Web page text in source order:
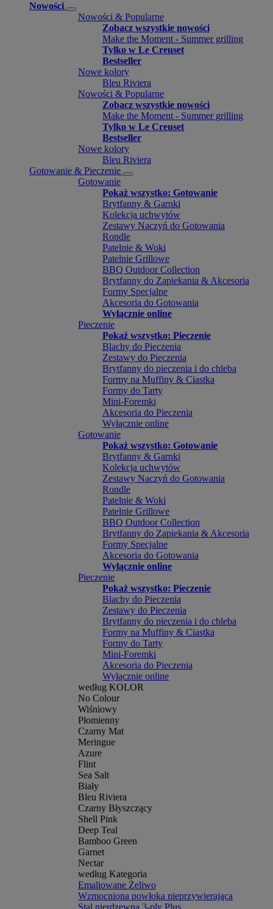
Nowości
Nowości & Popularne
Zobacz wszystkie nowości
Make the Moment - Summer grilling
Tylko w Le Creuset
Bestseller
Nowe kolory
Bleu Riviera
Nowości & Popularne
Zobacz wszystkie nowości
Make the Moment - Summer grilling
Tylko w Le Creuset
Bestseller
Nowe kolory
Bleu Riviera
Gotowanie & Pieczenie
Gotowanie
Pokaż wszystko: Gotowanie
Brytfanny & Garnki
Kolekcja uchwytów
Zestawy Naczyń do Gotowania
Rondle
Patelnie & Woki
Patelnie Grillowe
BBQ Outdoor Collection
Brytfanny do Zapiekania & Akcesoria
Formy Specjalne
Akcesoria do Gotowania
Wyłącznie online
Pieczenie
Pokaż wszystko: Pieczenie
Blachy do Pieczenia
Zestawy do Pieczenia
Brytfanny do pieczenia i do chleba
Formy na Muffiny & Ciastka
Formy do Tarty
Mini-Foremki
Akcesoria do Pieczenia
Wyłącznie online
Gotowanie
Pokaż wszystko: Gotowanie
Brytfanny & Garnki
Kolekcja uchwytów
Zestawy Naczyń do Gotowania
Rondle
Patelnie & Woki
Patelnie Grillowe
BBQ Outdoor Collection
Brytfanny do Zapiekania & Akcesoria
Formy Specjalne
Akcesoria do Gotowania
Wyłącznie online
Pieczenie
Pokaż wszystko: Pieczenie
Blachy do Pieczenia
Zestawy do Pieczenia
Brytfanny do pieczenia i do chleba
Formy na Muffiny & Ciastka
Formy do Tarty
Mini-Foremki
Akcesoria do Pieczenia
Wyłącznie online
według KOLOR
No Colour
Wiśniowy
Płomienny
Czarny Mat
Meringue
Azure
Flint
Sea Salt
Biały
Bleu Riviera
Czarny Błyszczący
Shell Pink
Deep Teal
Bamboo Green
Garnet
Nectar
według Kategoria
Emaliowane Żeliwo
Wzmocniona powłoka nieprzywierająca
Stal nierdzewna 3-ply Plus